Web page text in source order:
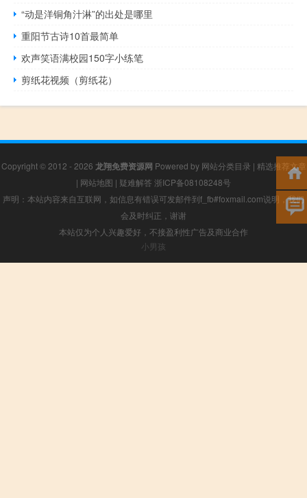
“动是洋铜角汁淋”的出处是哪里
重阳节古诗10首最简单
欢声笑语满校园150字小练笔
剪纸花视频（剪纸花）
Copyright © 2012 - 2026 龙翔免费资源网 Powered by 网站分类目录 | 精选推荐文章
| 网站地图 | 疑难解答 浙ICP备08108248号
声明：本站内容来自互联网，如信息有错误可发邮件到f_fb#foxmail.com说明，我们
会及时纠正，谢谢
本站仅为个人兴趣爱好，不接盈利性广告及商业合作
小男孩